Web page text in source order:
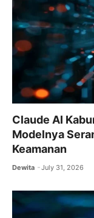
Claude AI
Modelnya
Keamanan
Dewita July 31, 2026